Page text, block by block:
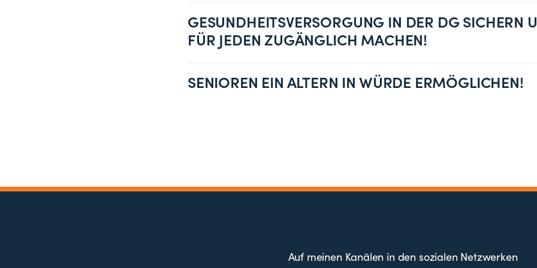
GESUNDHEITSVERSORGUNG IN DER DG SICHERN
FÜR JEDEN ZUGÄNGLICH MACHEN!
SENIOREN EIN ALTERN IN WÜRDE ERMÖGLICHEN!
Auf meinen Kanälen in den sozialen Netzwerken